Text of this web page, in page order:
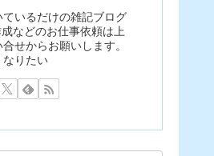
いるだけの雑記ブログ
などのお仕事依頼は上
せからお願いします。
なりたい